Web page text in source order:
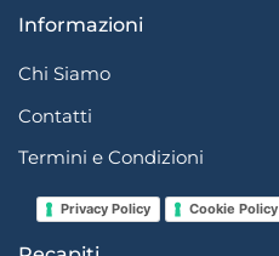
Informazioni
Chi Siamo
Contatti
Termini e Condizioni
Privacy Policy Cookie Policy